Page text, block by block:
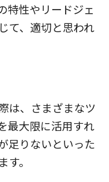
特性やリードジェ
て、適切と思われ
は、さまざまなツ
最大限に活用すれ
足りないといった
。